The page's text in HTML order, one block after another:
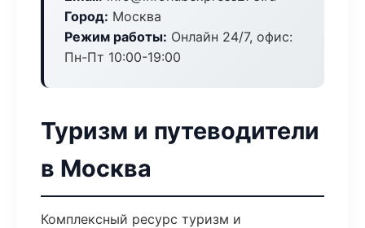
Город: Москва
Режим работы: Онлайн 24/7, офис:
Пн-Пт 10:00-19:00
Туризм и путеводители
в Москва
Комплексный ресурс туризм и